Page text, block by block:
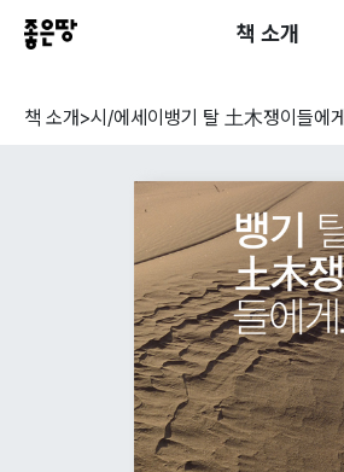
책 소개
책 소개>시/에세이 뱅기 탈 土木쟁이들에게